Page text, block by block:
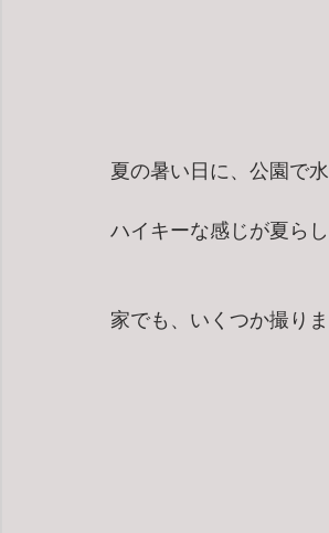
夏の暑い日に、公園で
ハイキーな感じが夏らし
家でも、いくつか撮りま